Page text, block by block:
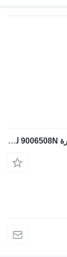
مفتاح التوجيه المنخفض Liebherr مفتاح الإشارة 9006508N لـ حفارة Liebherr R926 COMP / A918 COMPACT / A922 RAIL / A924 RAIL / A910 comp / A912 COMPACT